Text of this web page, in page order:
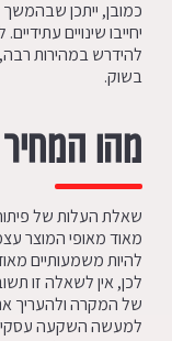
כמובן, ייתכן
יחייבו שינויים
להידרש במהירות
בשוק.
מהו
שאלת העלות של
מאוד מאופי המוצר
להיות משמעותיים
לכן, אין לשאלה זו
של המקרה ולהעריך את
למעשה השקעה